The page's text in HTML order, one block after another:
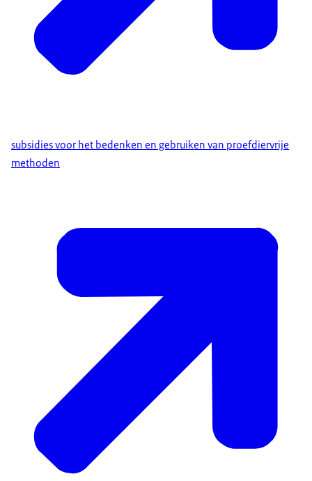
subsidies voor het bedenken en gebruiken van proefdiervrije
methoden